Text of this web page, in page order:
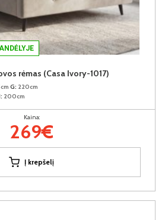
rėmas (Casa Ivory-1017)
G: 220cm
200cm
Kaina:
269€
Į krepšelį